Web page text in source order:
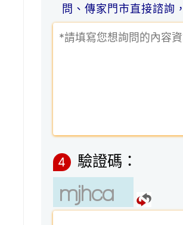
問、傳家門市直接諮詢
4 驗證碼：